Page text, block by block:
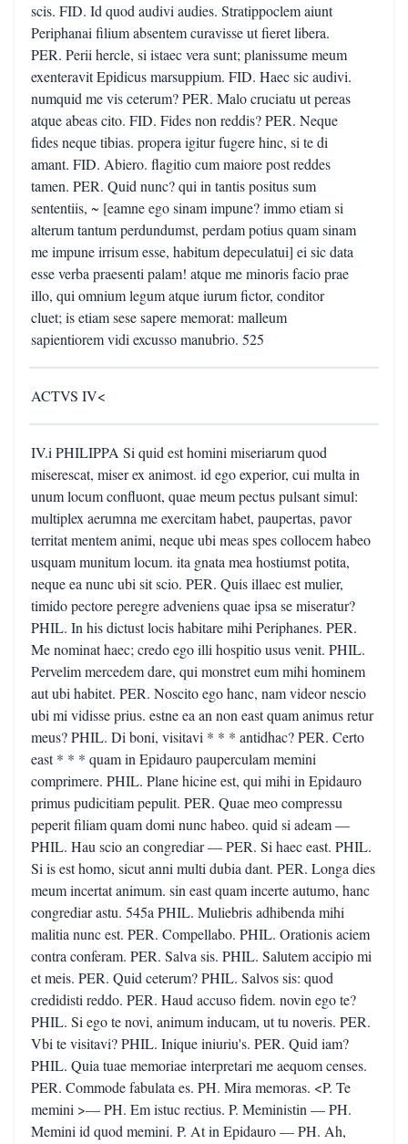
scis. FID. Id quod audivi audies. Stratippoclem aiunt
Periphanai filium absentem curavisse ut fieret libera.
PER. Perii hercle, si istaec vera sunt; planissume meum
exenteravit Epidicus marsuppium. FID. Haec sic audivi.
numquid me vis ceterum? PER. Malo cruciatu ut pereas
atque abeas cito. FID. Fides non reddis? PER. Neque
fides neque tibias. propera igitur fugere hinc, si te di
amant. FID. Abiero. flagitio cum maiore post reddes
tamen. PER. Quid nunc? qui in tantis positus sum
sententiis, ~ [eamne ego sinam impune? immo etiam si
alterum tantum perdundumst, perdam potius quam sinam
me impune irrisum esse, habitum depeculatui] ei sic data
esse verba praesenti palam! atque me minoris facio prae
illo, qui omnium legum atque iurum fictor, conditor
cluet; is etiam sese sapere memorat: malleum
sapientiorem vidi excusso manubrio. 525
ACTVS IV<
IV.i PHILIPPA Si quid est homini miseriarum quod
miserescat, miser ex animost. id ego experior, cui multa in
unum locum confluont, quae meum pectus pulsant simul:
multiplex aerumna me exercitam habet, paupertas, pavor
territat mentem animi, neque ubi meas spes collocem habeo
usquam munitum locum. ita gnata mea hostiumst potita,
neque ea nunc ubi sit scio. PER. Quis illaec est mulier,
timido pectore peregre adveniens quae ipsa se miseratur?
PHIL. In his dictust locis habitare mihi Periphanes. PER.
Me nominat haec; credo ego illi hospitio usus venit. PHIL.
Pervelim mercedem dare, qui monstret eum mihi hominem
aut ubi habitet. PER. Noscito ego hanc, nam videor nescio
ubi mi vidisse prius. estne ea an non east quam animus retur
meus? PHIL. Di boni, visitavi * * * antidhac? PER. Certo
east * * * quam in Epidauro pauperculam memini
comprimere. PHIL. Plane hicine est, qui mihi in Epidauro
primus pudicitiam pepulit. PER. Quae meo compressu
peperit filiam quam domi nunc habeo. quid si adeam —
PHIL. Hau scio an congrediar — PER. Si haec east. PHIL.
Si is est homo, sicut anni multi dubia dant. PER. Longa dies
meum incertat animum. sin east quam incerte autumo, hanc
congrediar astu. 545a PHIL. Muliebris adhibenda mihi
malitia nunc est. PER. Compellabo. PHIL. Orationis aciem
contra conferam. PER. Salva sis. PHIL. Salutem accipio mi
et meis. PER. Quid ceterum? PHIL. Salvos sis: quod
credidisti reddo. PER. Haud accuso fidem. novin ego te?
PHIL. Si ego te novi, animum inducam, ut tu noveris. PER.
Vbi te visitavi? PHIL. Inique iniuriu's. PER. Quid iam?
PHIL. Quia tuae memoriae interpretari me aequom censes.
PER. Commode fabulata es. PH. Mira memoras. <P. Te
memini >— PH. Em istuc rectius. P. Meministin — PH.
Memini id quod memini. P. At in Epidauro — PH. Ah,